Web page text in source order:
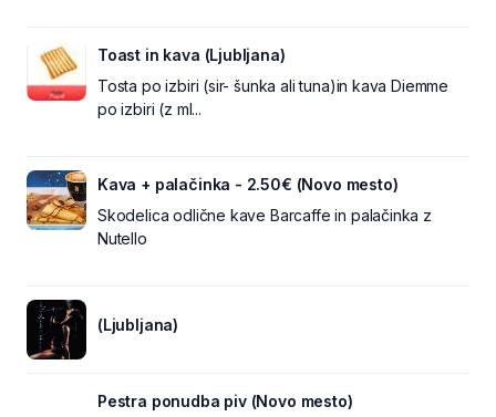
Toast in kava (Ljubljana)
Tosta po izbiri (sir- šunka ali tuna)in kava Diemme
po izbiri (z ml...
Kava + palačinka - 2.50€ (Novo mesto)
Skodelica odlične kave Barcaffe in palačinka z
Nutello
(Ljubljana)
Pestra ponudba piv (Novo mesto)